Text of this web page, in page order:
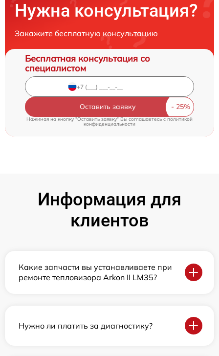
Нужна консультация?
Закажите бесплатную консультацию
Бесплатная консультация со
специалистом
Оставить заявку
Нажимая на кнопку "Оставить заявку" Вы соглашаетесь c политикой
конфиденциальности
Информация для
клиентов
Какие запчасти вы устанавливаете при
ремонте тепловизора Arkon II LM35?
Нужно ли платить за диагностику?